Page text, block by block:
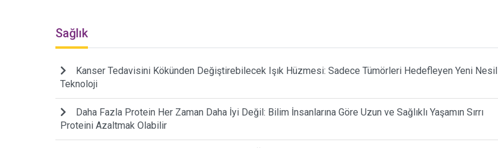
Sağlık
Kanser Tedavisini Kökünden Değiştirebilecek Işık Hüzmesi: Sadece Tümörleri Hedefleyen Yeni Nesil
Teknoloji
Daha Fazla Protein Her Zaman Daha İyi Değil: Bilim İnsanlarına Göre Uzun ve Sağlıklı Yaşamın Sırrı
Proteini Azaltmak Olabilir